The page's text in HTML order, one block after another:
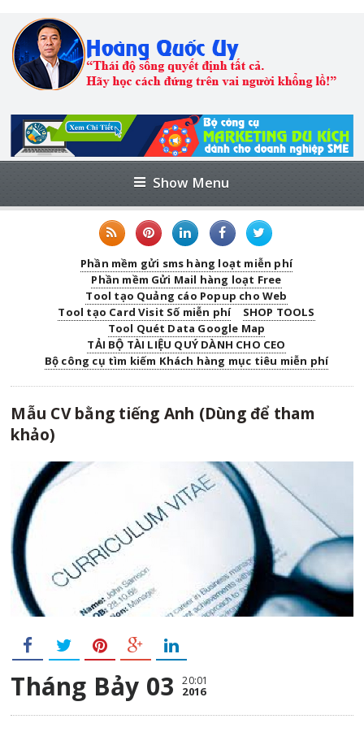
Show Menu
Phần mềm gửi sms hàng loạt miễn phí
Phần mềm Gửi Mail hàng loạt Free
Tool tạo Quảng cáo Popup cho Web
Tool tạo Card Visit Số miễn phí
SHOP TOOLS
Tool Quét Data Google Map
TẢI BỘ TÀI LIỆU QUÝ DÀNH CHO CEO
Bộ công cụ tìm kiếm Khách hàng mục tiêu miễn phí
Mẫu CV bằng tiếng Anh (Dùng để tham
khảo)
Tháng Bảy 03 20:01
2016